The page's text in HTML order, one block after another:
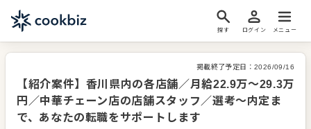
探す ログイン メニュー
掲載終了予定日： 2026/09/16
【紹介案件】香川県内の各店舗／月給22.9万～29.3万
円／中華チェーン店の店舗スタッフ／選考～内定ま
で、あなたの転職をサポートします